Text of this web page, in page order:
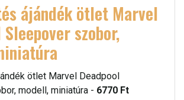
ájándék ötlet Marvel
szobor,
ötlet Marvel Deadpool
modell, miniatúra - 6770 Ft